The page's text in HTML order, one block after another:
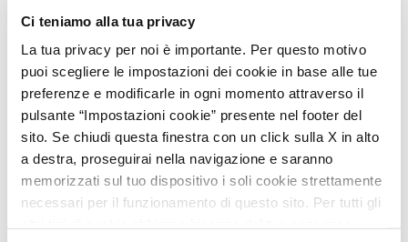
Ci teniamo alla tua privacy
La tua privacy per noi è importante. Per questo motivo
puoi scegliere le impostazioni dei cookie in base alle tue
preferenze e modificarle in ogni momento attraverso il
pulsante “Impostazioni cookie” presente nel footer del
sito. Se chiudi questa finestra con un click sulla X in alto
a destra, proseguirai nella navigazione e saranno
memorizzati sul tuo dispositivo i soli cookie strettamente
necessari per il funzionamento di questo sito. Per tutti gli
directions Indicazioni
Organizza
hotel Dove dormire chevron_right
restaurant Dove mangiare chevron_right